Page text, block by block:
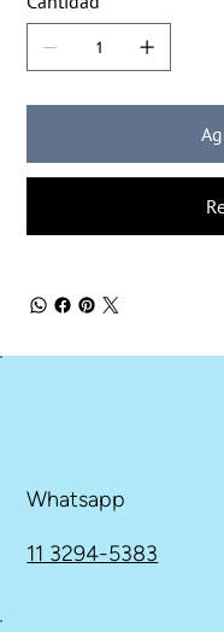
Whatsapp
11 3294-5383